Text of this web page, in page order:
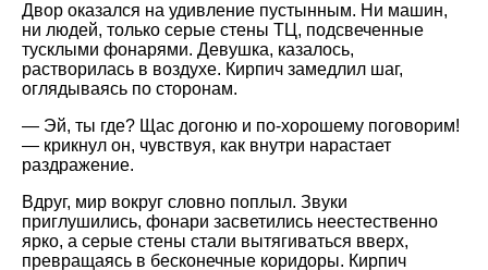
Двор оказался на удивление пустынным. Ни машин,
ни людей, только серые стены ТЦ, подсвеченные
тусклыми фонарями. Девушка, казалось,
растворилась в воздухе. Кирпич замедлил шаг,
оглядываясь по сторонам.
— Эй, ты где? Щас догоню и по-хорошему поговорим!
— крикнул он, чувствуя, как внутри нарастает
раздражение.
Вдруг, мир вокруг словно поплыл. Звуки
приглушились, фонари засветились неестественно
ярко, а серые стены стали вытягиваться вверх,
превращаясь в бесконечные коридоры. Кирпич